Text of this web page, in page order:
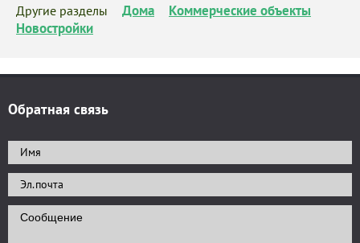
Другие разделы Дома
Коммерческие объекты
Новостройки
Обратная связь